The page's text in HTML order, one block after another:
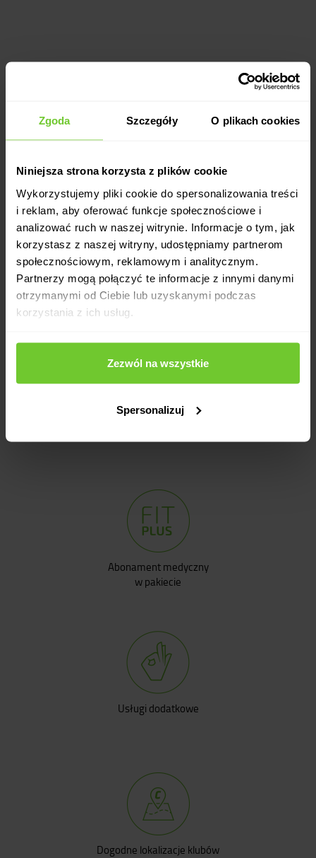
Zgoda Szczegóły O plikach cookies
Niniejsza strona korzysta z plików cookie
Wykorzystujemy pliki cookie do spersonalizowania treści
i reklam, aby oferować funkcje społecznościowe i
analizować ruch w naszej witrynie. Informacje o tym, jak
korzystasz z naszej witryny, udostępniamy partnerom
społecznościowym, reklamowym i analitycznym.
Partnerzy mogą połączyć te informacje z innymi danymi
otrzymanymi od Ciebie lub uzyskanymi podczas
korzystania z ich usług.
Zezwól na wszystkie
Spersonalizuj
Profesjonalna opieka trenerska
Abonament medyczny
w pakiecie
Usługi dodatkowe
Dogodne lokalizacje klubów